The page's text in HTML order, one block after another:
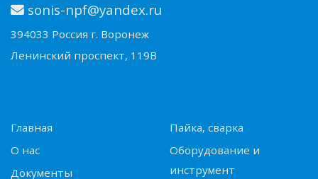
sonis-npf@yandex.ru
394033 Россия г. Воронеж
Ленинский проспект, 119В
Главная
О нас
Документы
Пайка, сварка
Оборудование и
инструмент